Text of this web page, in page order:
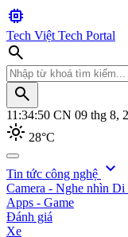
memory
Tech Việt Tech Portal
search
search
11:34:51 CN 09 thg 8,
light_mode 28°C
search
Tin tức công nghệ expand_more
Camera - Nghe nhìn Di
Apps - Game
Đánh giá
Xe